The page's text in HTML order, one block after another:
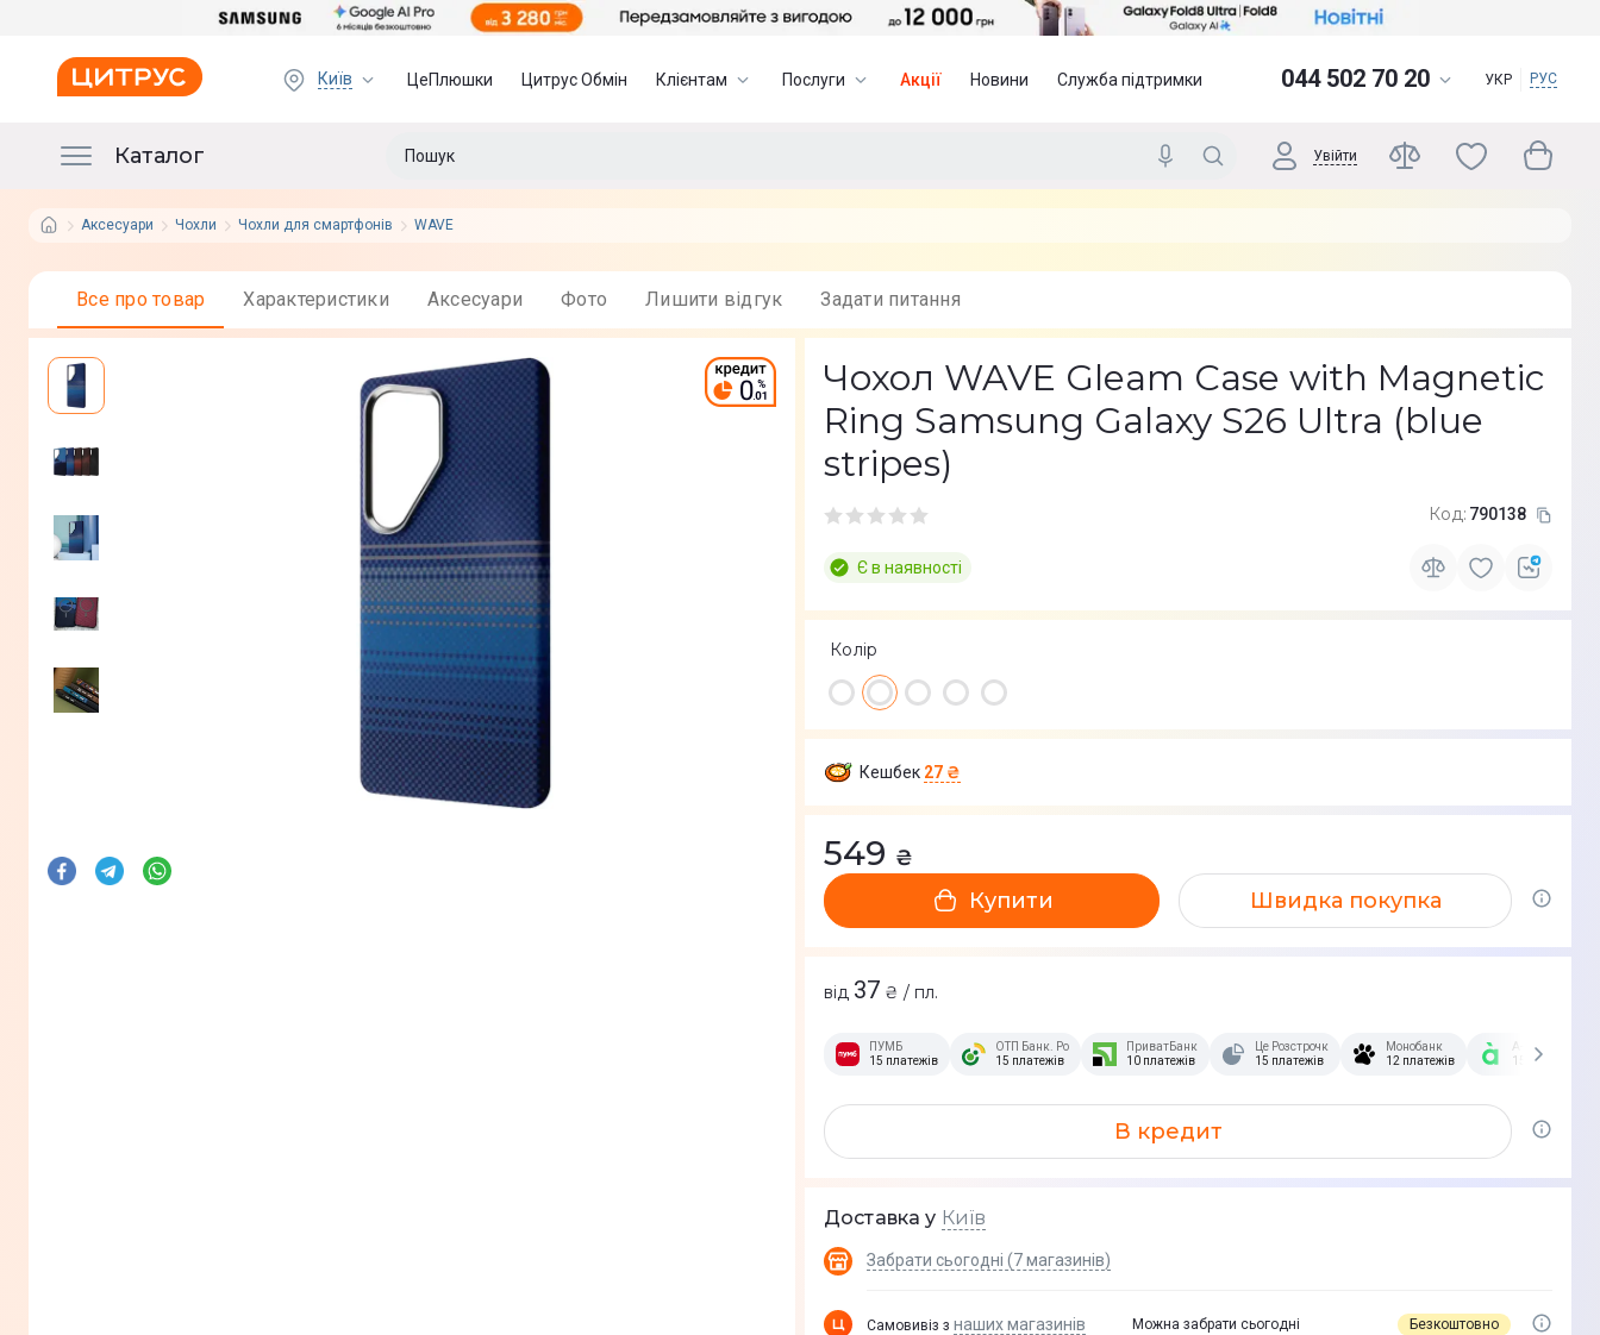
Київ ЦеПлюшки Цитрус Обмін Клієнтам Послуги Акції Новини Служба підтримки 044 502 70 20 УКР РУС
Каталог Увійти
Аксесуари Чохли Чохли для смартфонів WAVE
Все про товар Характеристики Аксесуари Фото Лишити вiдгук Задати питання
Чохол WAVE Gleam Case with Magnetic
Ring Samsung Galaxy S26 Ultra (blue
stripes)
Код: 790138
Є в наявності
Колір
Кешбек 27 ₴
549 ₴
Купити Швидка покупка
від 37 ₴ / пл.
ПУМБ
15 платежів
ОТП Банк. Розстрочка Скибочка.
15 платежів
ПриватБанк
10 платежів
Це Розстрочка
15 платежів
Монобанк
12 платежів
А-Банк
15 платежів
В кредит
Доставка у Київ
Забрати сьогодні (7 магазинів)
Самовивіз з наших магазинів Можна забрати сьогодні Безкоштовно